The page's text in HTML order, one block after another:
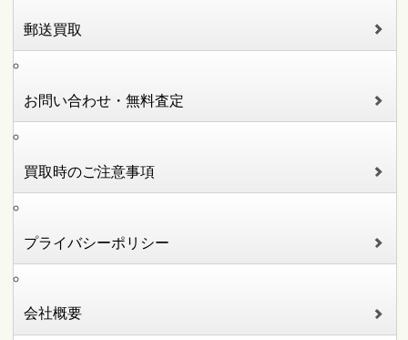
郵送買取
お問い合わせ・無料査定
買取時のご注意事項
プライバシーポリシー
会社概要